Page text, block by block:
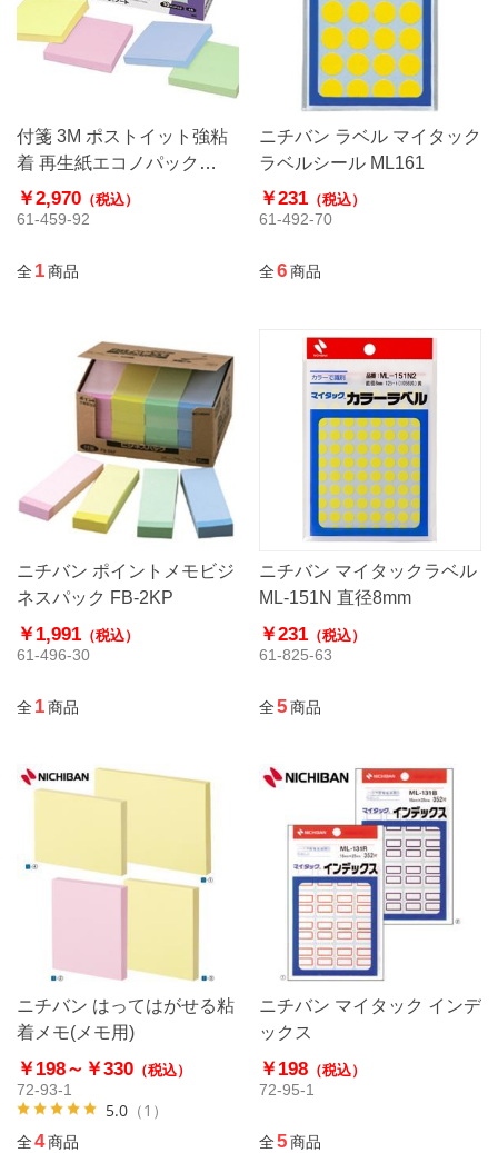
付箋 3M ポストイット強粘
着 再生紙エコノパック
6541SS－Y
￥2,970 （税込）
61-459-92
全1商品
ニチバン ラベル マイタック
ラベルシール ML161
￥231（税込）
61-492-70
全6商品
ニチバン ポイントメモビジ
ネスパック FB-2KP
￥1,991 （税込）
61-496-30
全1商品
ニチバン マイタックラベル
ML-151N 直径8mm
￥231（税込）
61-825-63
全5商品
ニチバン はってはがせる粘
着メモ(メモ用)
￥198～ ￥330 （税込）
72-93-1
5.0 （1）
全4商品
ニチバン マイタック インデ
ックス
￥198（税込）
72-95-1
全5商品